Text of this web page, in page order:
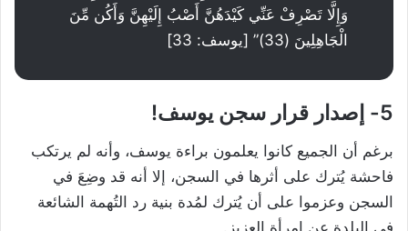
وَإِلَّا تَصْرِفْ عَنِّي كَيْدَهُنَّ أَصْبُ إِلَيْهِنَّ وَأَكُن مِّنَ
الْجَاهِلِينَ (33)” [يوسف: 33]
5- إصدار قرار سجن يوسف!
برغم أن الجميع كانوا يعلمون براءة يوسف، وأنه لم يرتكب
فاحشة يُترك على أثرها في السجن، إلا أنه قد وضِعَ في
السجن وعزموا على أن يُترك لمُدة بنية رد التُهمة الشائعة
في البلدة عن امرأة العزيز.